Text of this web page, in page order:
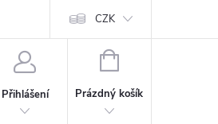
CZK
Přihlášení
NÁKUPNÍ
Prázdný košík